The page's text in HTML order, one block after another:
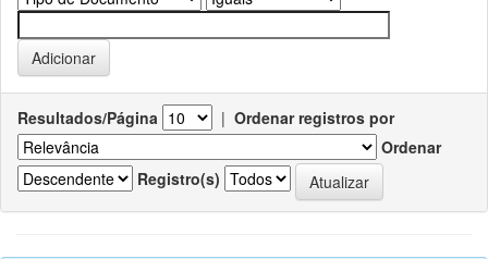
Resultados/Página | Ordenar registros por
Ordenar
Registro(s)